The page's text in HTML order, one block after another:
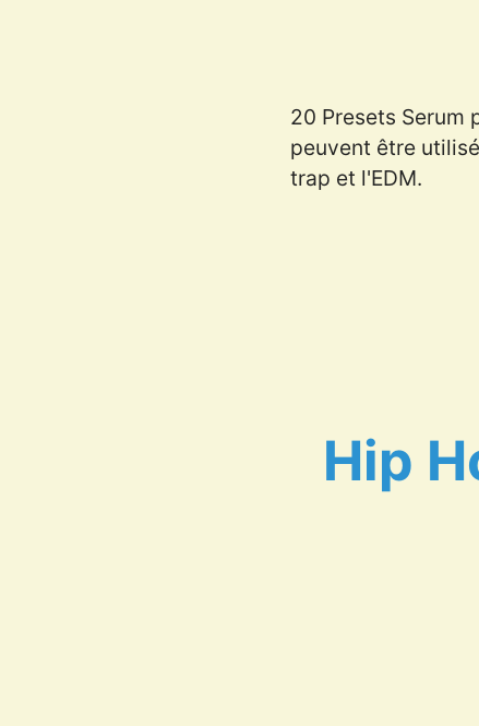
20 Presets Serum
peuvent être
trap et l'EDM.
Hip